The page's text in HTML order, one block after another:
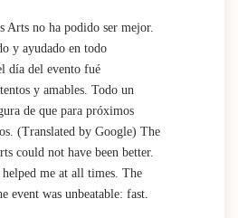
Arts no ha podido ser mejor.
y ayudado en todo
día del evento fué
y amables. Todo un
de que para próximos
(Translated by Google) The
could not have been better.
helped me at all times. The
event was unbeatable: fast,
success, I am 100%